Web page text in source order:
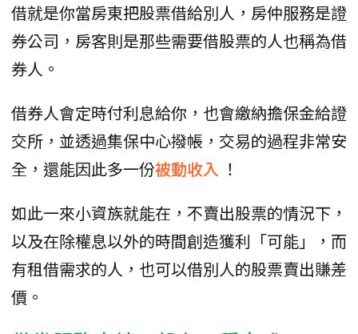
借就是你當房東把股票借給別人，房仲服務是證
券公司，房客則是那些需要借股票的人也稱為借
券人。
借券人會定時付利息給你，也會繳納擔保金給證
交所，並透過集保中心撥帳，交易的過程非常安
全，還能因此多一份被動收入 ！
如此一來小資族就能在，不賣出股票的情況下，
以及在除權息以外的時間創造獲利「可能」，而
有租借需求的人，也可以借別人的股票賣出賺差
價。